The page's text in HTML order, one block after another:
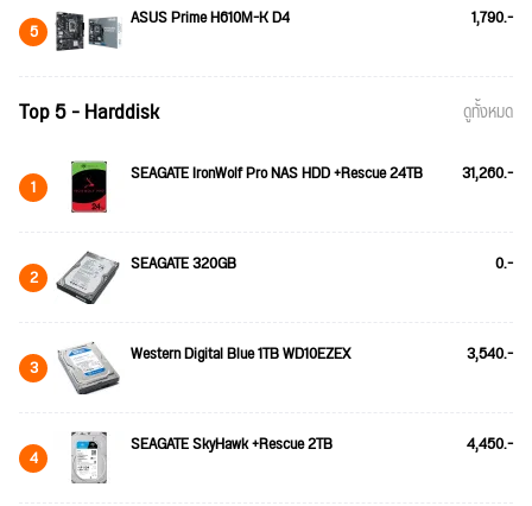
5 ASUS Prime H610M-K D4 1,790.-
Top 5 - Harddisk ดูทั้งหมด
1 SEAGATE IronWolf Pro NAS HDD +Rescue 24TB 31,260.-
2 SEAGATE 320GB 0.-
3 Western Digital Blue 1TB WD10EZEX 3,540.-
4 SEAGATE SkyHawk +Rescue 2TB 4,450.-